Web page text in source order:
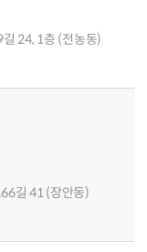
24, 1층 (전농동)
길 41 (장안동)